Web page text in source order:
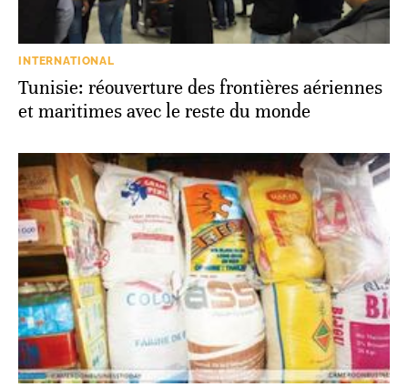
INTERNATIONAL
Tunisie: réouverture des frontières aériennes
et maritimes avec le reste du monde